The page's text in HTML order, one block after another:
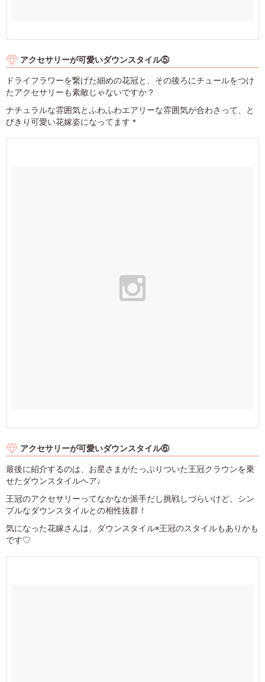
アクセサリーが可愛いダウンスタイル⑤
ドライフラワーを繋げた細めの花冠と、その後ろにチュールをつけ
たアクセサリーも素敵じゃないですか？
ナチュラルな雰囲気とふわふわエアリーな雰囲気が合わさって、と
びきり可愛い花嫁姿になってます＊
アクセサリーが可愛いダウンスタイル⑥
最後に紹介するのは、お星さまがたっぷりついた王冠クラウンを乗
せたダウンスタイルヘア♩
王冠のアクセサリーってなかなか派手だし挑戦しづらいけど、シン
プルなダウンスタイルとの相性抜群！
気になった花嫁さんは、ダウンスタイル×王冠のスタイルもありかも
です♡